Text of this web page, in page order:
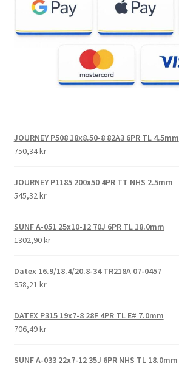
JOURNEY P508 18x8.50-8 82A3 6PR TL 4.5mm
750,34 kr
JOURNEY P1185 200x50 4PR TT NHS 2.5mm
545,32 kr
SUNF A-051 25x10-12 70J 6PR TL 18.0mm
1302,90 kr
Datex 16.9/18.4/20.8-34 TR218A 07-0457
958,21 kr
DATEX P315 19x7-8 28F 4PR TL E# 7.0mm
706,49 kr
SUNF A-033 22x7-12 35J 6PR NHS TL 18.0mm